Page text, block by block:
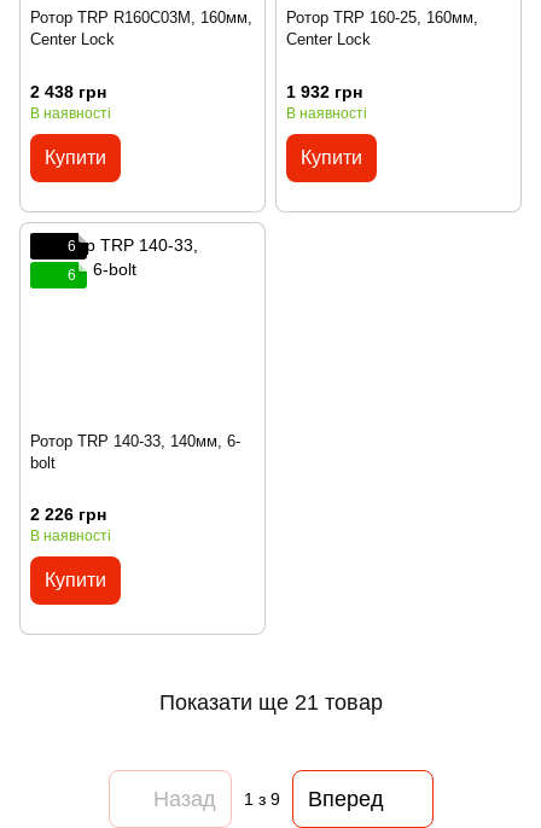
Ротор TRP R160C03M, 160мм,
Center Lock
2 438 грн
В наявності
Купити
Ротор TRP 160-25, 160мм,
Center Lock
1 932 грн
В наявності
Купити
6
6
Ротор TRP 140-33, 140мм, 6-
bolt
2 226 грн
В наявності
Купити
Показати ще 21 товар
Назад 1з 9 Вперед